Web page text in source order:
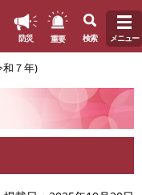
防災 重要 検索 メニュー
和７年)